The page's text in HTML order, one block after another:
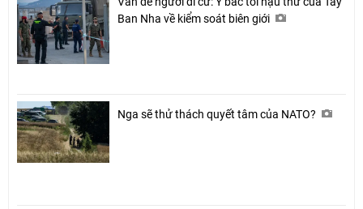
Ban Nha về kiểm soát biên giới
Nga sẽ thử thách quyết tâm của NATO?